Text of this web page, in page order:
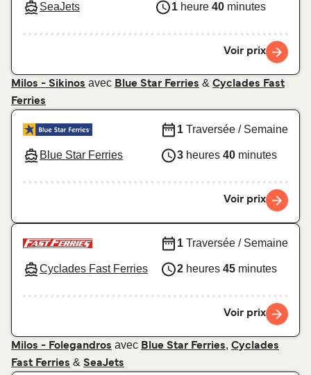
SeaJets 1 heure 40 minutes
Voir prix
Milos - Sikinos avec Blue Star Ferries & Cyclades Fast
Ferries
Blue Star Ferries
1 Traversée / Semaine
3 heures 40 minutes
Voir prix
Cyclades Fast Ferries
1 Traversée / Semaine
2 heures 45 minutes
Voir prix
Milos - Folegandros avec Blue Star Ferries, Cyclades
Fast Ferries & SeaJets